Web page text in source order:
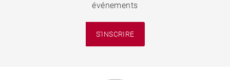
événements
S'INSCRIRE